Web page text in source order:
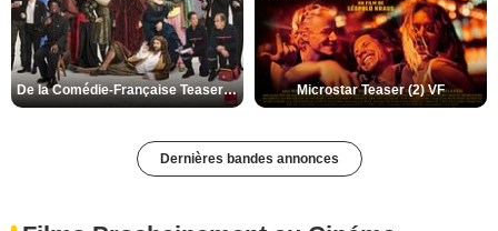
De la Comédie-Française Teaser (3) VF Microstar Teaser (2) VF
Dernières bandes annonces